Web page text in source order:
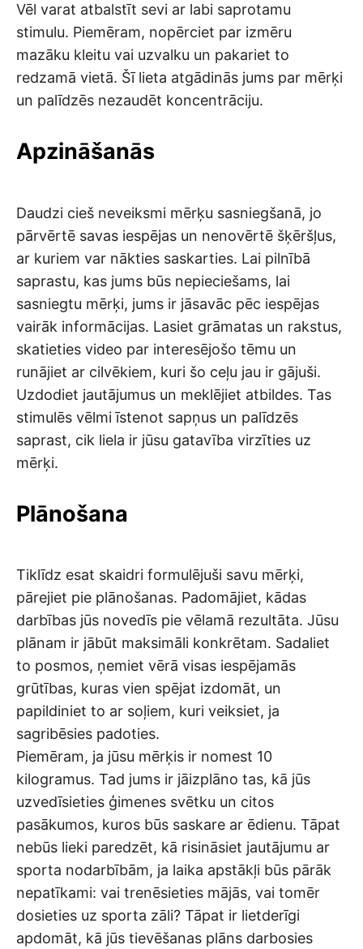
Vēl varat atbalstīt sevi ar labi saprotamu
stimulu. Piemēram, nopērciet par izmēru
mazāku kleitu vai uzvalku un pakariet to
redzamā vietā. Šī lieta atgādinās jums par mērķi
un palīdzēs nezaudēt koncentrāciju.
Apzināšanās
Daudzi cieš neveiksmi mērķu sasniegšanā, jo
pārvērtē savas iespējas un nenovērtē šķēršļus,
ar kuriem var nākties saskarties. Lai pilnībā
saprastu, kas jums būs nepieciešams, lai
sasniegtu mērķi, jums ir jāsavāc pēc iespējas
vairāk informācijas. Lasiet grāmatas un rakstus,
skatieties video par interesējošo tēmu un
runājiet ar cilvēkiem, kuri šo ceļu jau ir gājuši.
Uzdodiet jautājumus un meklējiet atbildes. Tas
stimulēs vēlmi īstenot sapņus un palīdzēs
saprast, cik liela ir jūsu gatavība virzīties uz
mērķi.
Plānošana
Tiklīdz esat skaidri formulējuši savu mērķi,
pārejiet pie plānošanas. Padomājiet, kādas
darbības jūs novedīs pie vēlamā rezultāta. Jūsu
plānam ir jābūt maksimāli konkrētam. Sadaliet
to posmos, ņemiet vērā visas iespējamās
grūtības, kuras vien spējat izdomāt, un
papildiniet to ar soļiem, kuri veiksiet, ja
sagribēsies padoties.
Piemēram, ja jūsu mērķis ir nomest 10
kilogramus. Tad jums ir jāizplāno tas, kā jūs
uzvedīsieties ģimenes svētku un citos
pasākumos, kuros būs saskare ar ēdienu. Tāpat
nebūs lieki paredzēt, kā risināsiet jautājumu ar
sporta nodarbībām, ja laika apstākļi būs pārāk
nepatīkami: vai trenēsieties mājās, vai tomēr
dosieties uz sporta zāli? Tāpat ir lietderīgi
apdomāt, kā jūs tievēšanas plāns darbosies